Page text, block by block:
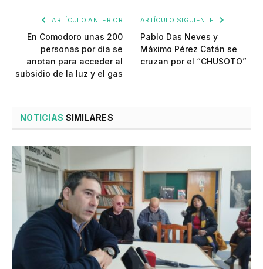
ARTÍCULO ANTERIOR
En Comodoro unas 200
personas por día se
anotan para acceder al
subsidio de la luz y el gas
ARTÍCULO SIGUIENTE
Pablo Das Neves y
Máximo Pérez Catán se
cruzan por el “CHUSOTO”
NOTICIAS SIMILARES